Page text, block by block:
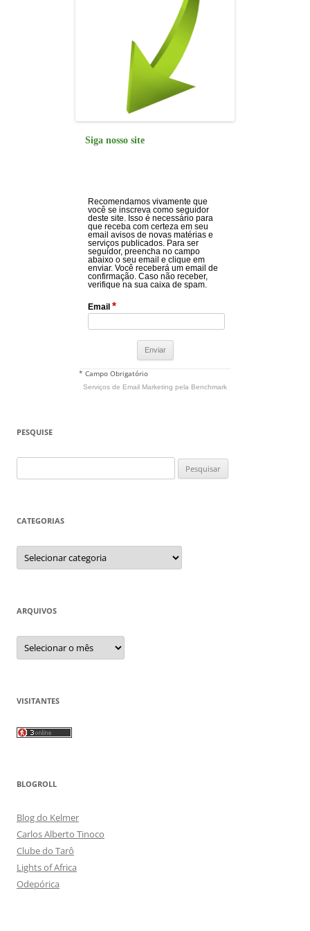
Siga nosso site
Recomendamos vivamente que
você se inscreva como seguidor
deste site. Isso é necessário para
que receba com certeza em seu
email avisos de novas matérias e
serviços publicados. Para ser
seguidor, preencha no campo
abaixo o seu email e clique em
enviar. Você receberá um email de
confirmação. Caso não receber,
verifique na sua caixa de spam.
Email *
* Campo Obrigatório
Serviços de Email Marketing pela Benchmark
PESQUISE
por:
CATEGORIAS
Categorias
ARQUIVOS
Arquivos
VISITANTES
BLOGROLL
Blog do Kelmer
Carlos Alberto Tinoco
Clube do Tarô
Lights of Africa
Odepórica